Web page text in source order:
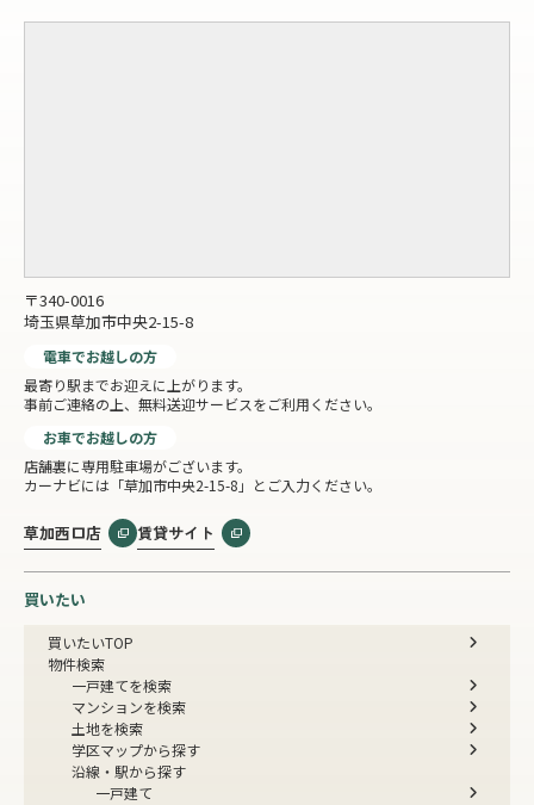
〒340-0016
埼玉県草加市中央2-15-8
電車でお越しの方
最寄り駅までお迎えに上がります。
事前ご連絡の上、無料送迎サービスをご利用ください。
お車でお越しの方
店舗裏に専用駐車場がございます。
カーナビには「草加市中央2-15-8」とご入力ください。
草加西口店 賃貸サイト
買いたい
買いたいTOP
物件検索
一戸建てを検索
マンションを検索
土地を検索
学区マップから探す
沿線・駅から探す
一戸建て